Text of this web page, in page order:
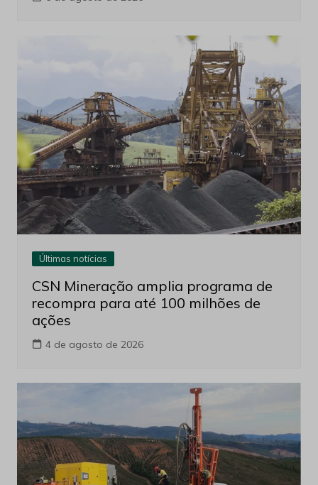
Últimas notícias
CSN Mineração amplia programa de
recompra para até 100 milhões de
ações
4 de agosto de 2026